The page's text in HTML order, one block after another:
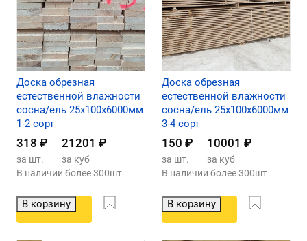
Доска обрезная
естественной влажности
сосна/ель 25х100х6000мм
1-2 сорт
318 ₽ 21201 ₽
за шт.
за куб
В наличии более 300шт
В корзину
Доска обрезная
естественной влажности
сосна/ель 25х100х6000мм
3-4 сорт
150 ₽ 10001 ₽
за шт.
за куб
В наличии более 300шт
В корзину